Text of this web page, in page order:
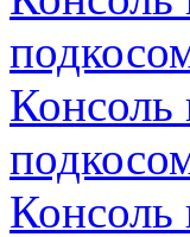
Консоль
Консоль